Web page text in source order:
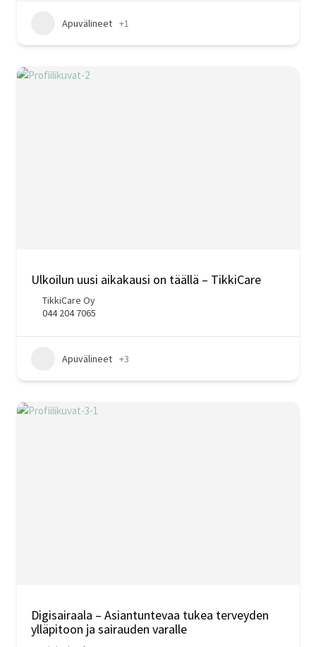
Apuvälineet +1
Ulkoilun uusi aikakausi on täällä – TikkiCare
TikkiCare Oy
044 204 7065
Apuvälineet +3
Digisairaala – Asiantuntevaa tukea terveyden
ylläpitoon ja sairauden varalle